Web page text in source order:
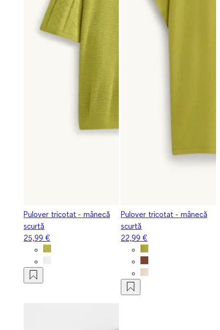
Pulover tricotat - mânecă
scurtă
25,99 €
Pulover tricotat - mânecă
scurtă
22,99 €